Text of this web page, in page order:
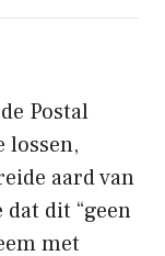
Postal
lossen,
aard van
dit “geen
met